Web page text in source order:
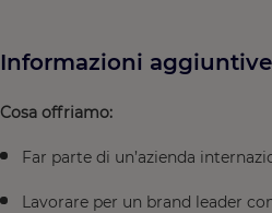
Informazioni aggiuntive
Cosa offriamo:
Far parte di un’azienda
Lavorare per un brand leader